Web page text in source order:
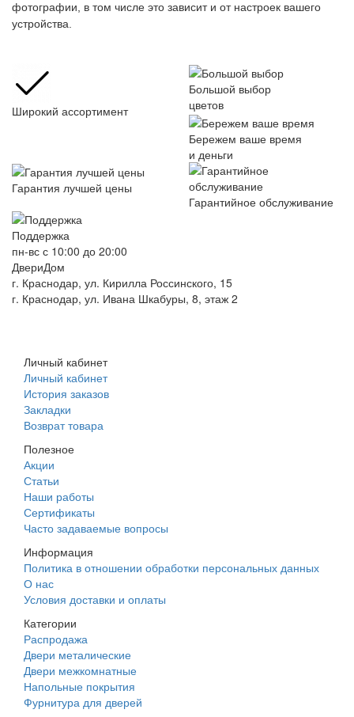
фотографии, в том числе это зависит и от настроек вашего
устройства.
Широкий ассортимент
Большой выбор
цветов
Бережем ваше время
и деньги
Гарантия лучшей цены
Гарантийное обслуживание
Поддержка
пн-вс с 10:00 до 20:00
ДвериДом
г. Краснодар, ул. Кирилла Россинского, 15
г. Краснодар, ул. Ивана Шкабуры, 8, этаж 2
Личный кабинет
Личный кабинет
История заказов
Закладки
Возврат товара
Полезное
Акции
Статьи
Наши работы
Сертификаты
Часто задаваемые вопросы
Информация
Политика в отношении обработки персональных данных
О нас
Условия доставки и оплаты
Категории
Распродажа
Двери металические
Двери межкомнатные
Напольные покрытия
Фурнитура для дверей